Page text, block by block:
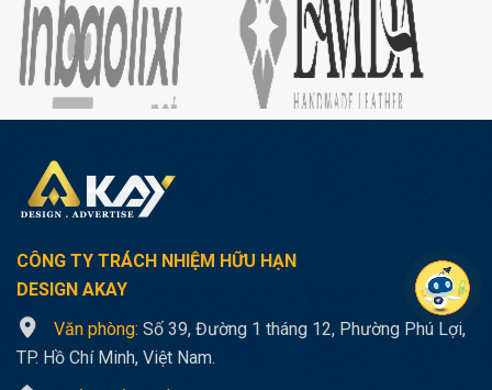
CÔNG TY TRÁCH NHIỆM HỮU HẠN
DESIGN AKAY
Văn phòng: Số 39, Đường 1 tháng 12, Phường Phú Lợi,
TP. Hồ Chí Minh, Việt Nam.